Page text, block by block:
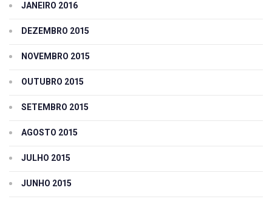
JANEIRO 2016
DEZEMBRO 2015
NOVEMBRO 2015
OUTUBRO 2015
SETEMBRO 2015
AGOSTO 2015
JULHO 2015
JUNHO 2015